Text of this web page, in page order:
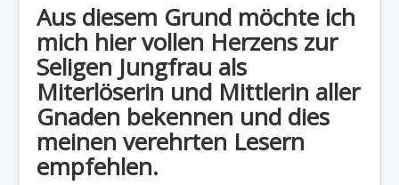
Aus diesem Grund möchte ich
mich hier vollen Herzens zur
Seligen Jungfrau als
Miterlöserin und Mittlerin aller
Gnaden bekennen und dies
meinen verehrten Lesern
empfehlen.